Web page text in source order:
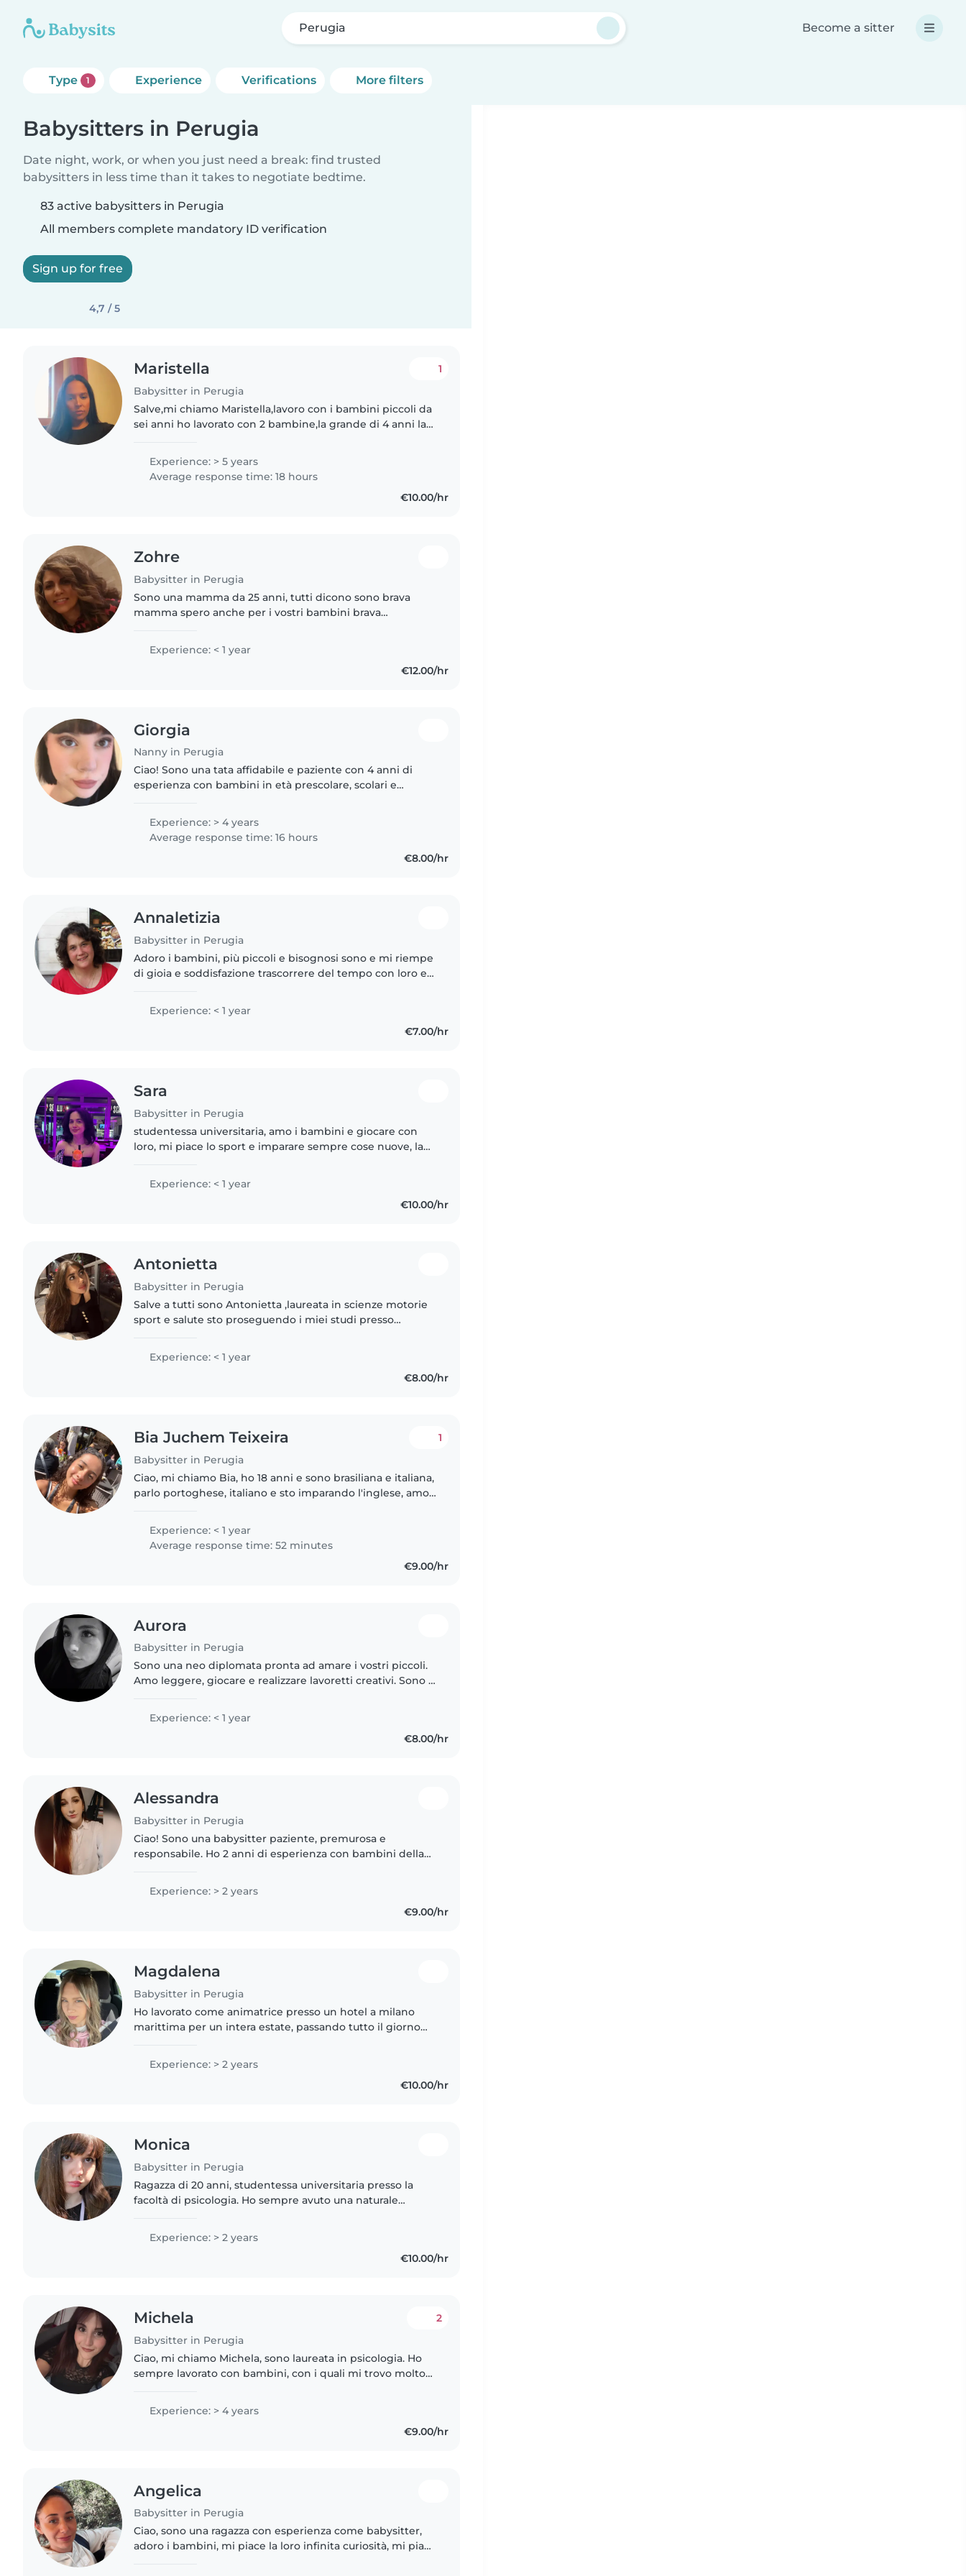
Perugia Become a sitter
Type 1 Experience Verifications More filters
Babysitters in Perugia
Date night, work, or when you just need a break: find trusted
babysitters in less time than it takes to negotiate bedtime.
83 active babysitters in Perugia
All members complete mandatory ID verification
Sign up for free
4,7 / 5
Maristella
Babysitter in Perugia
1
Salve,mi chiamo Maristella,lavoro con i bambini piccoli da
sei anni ho lavorato con 2 bambine,la grande di 4 anni la
Experience: > 5 years
Average response time: 18 hours
€10.00/hr
Zohre
Babysitter in Perugia
Sono una mamma da 25 anni, tutti dicono sono brava
mamma spero anche per i vostri bambini brava
Experience: < 1 year
€12.00/hr
Giorgia
Nanny in Perugia
Ciao! Sono una tata affidabile e paziente con 4 anni di
esperienza con bambini in età prescolare, scolari e
bambini. Sono..
Experience: > 4 years
Average response time: 16 hours
€8.00/hr
Annaletizia
Babysitter in Perugia
Adoro i bambini, più piccoli e bisognosi sono e mi riempe
di gioia e soddisfazione trascorrere del tempo con loro e
...giochi..coccole)..
Experience: < 1 year
€7.00/hr
Sara
Babysitter in Perugia
studentessa universitaria, amo i bambini e giocare con
loro, mi piace lo sport e imparare sempre cose nuove, la
Experience: < 1 year
€10.00/hr
Antonietta
Babysitter in Perugia
Salve a tutti sono Antonietta ,laureata in scienze motorie
sport e salute sto proseguendo i miei studi presso
bambini data anche..
Experience: < 1 year
€8.00/hr
Bia Juchem Teixeira
Babysitter in Perugia
1
Ciao, mi chiamo Bia, ho 18 anni e sono brasiliana e italiana,
parlo portoghese, italiano e sto imparando l'inglese, amo i
Experience: < 1 year
Average response time: 52 minutes
€9.00/hr
Aurora
Babysitter in Perugia
Sono una neo diplomata pronta ad amare i vostri piccoli.
Amo leggere, giocare e realizzare lavoretti creativi. Sono a
Experience: < 1 year
€8.00/hr
Alessandra
Babysitter in Perugia
Ciao! Sono una babysitter paziente, premurosa e
responsabile. Ho 2 anni di esperienza con bambini della
per tanti anni l'animatrice...
Experience: > 2 years
€9.00/hr
Magdalena
Babysitter in Perugia
Ho lavorato come animatrice presso un hotel a milano
marittima per un intera estate, passando tutto il giorno
dato una mano..
Experience: > 2 years
€10.00/hr
Monica
Babysitter in Perugia
Ragazza di 20 anni, studentessa universitaria presso la
facoltà di psicologia. Ho sempre avuto una naturale
piccoli in casa mia...
Experience: > 2 years
€10.00/hr
Michela
Babysitter in Perugia
2
Ciao, mi chiamo Michela, sono laureata in psicologia. Ho
sempre lavorato con bambini, con i quali mi trovo molto
Experience: > 4 years
€9.00/hr
Angelica
Babysitter in Perugia
Ciao, sono una ragazza con esperienza come babysitter,
adoro i bambini, mi piace la loro infinita curiosità, mi piace